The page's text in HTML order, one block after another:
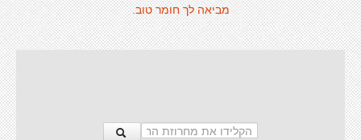
מביאה לך חומר טוב.